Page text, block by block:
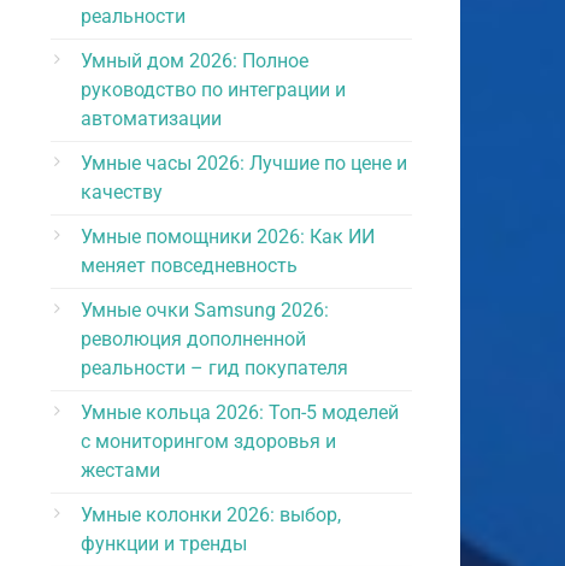
реальности
Умный дом 2026: Полное
руководство по интеграции и
автоматизации
Умные часы 2026: Лучшие по цене и
качеству
Умные помощники 2026: Как ИИ
меняет повседневность
Умные очки Samsung 2026:
революция дополненной
реальности – гид покупателя
Умные кольца 2026: Топ-5 моделей
с мониторингом здоровья и
жестами
Умные колонки 2026: выбор,
функции и тренды